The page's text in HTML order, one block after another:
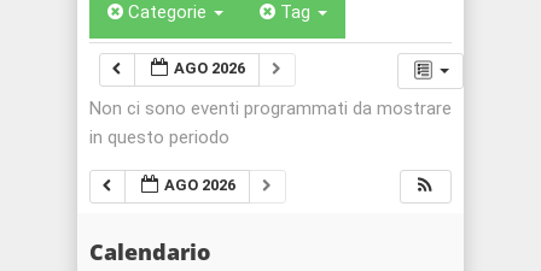
Categorie Tag
AGO 2026
Non ci sono eventi programmati da mostrare
in questo periodo
AGO 2026
Calendario